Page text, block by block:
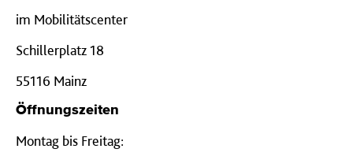
im Mobilitätscenter
Schillerplatz 18
55116 Mainz
Öffnungszeiten
Montag bis Freitag: